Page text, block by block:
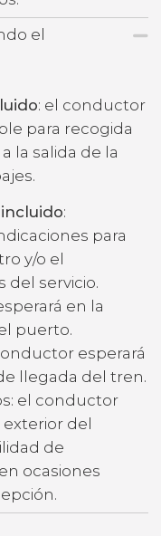
el
: el conductor
para recogida
la salida de la
:
para
y/o el
del servicio.
en la
puerto.
esperará
llegada del tren.
el conductor
del
de
ocasiones